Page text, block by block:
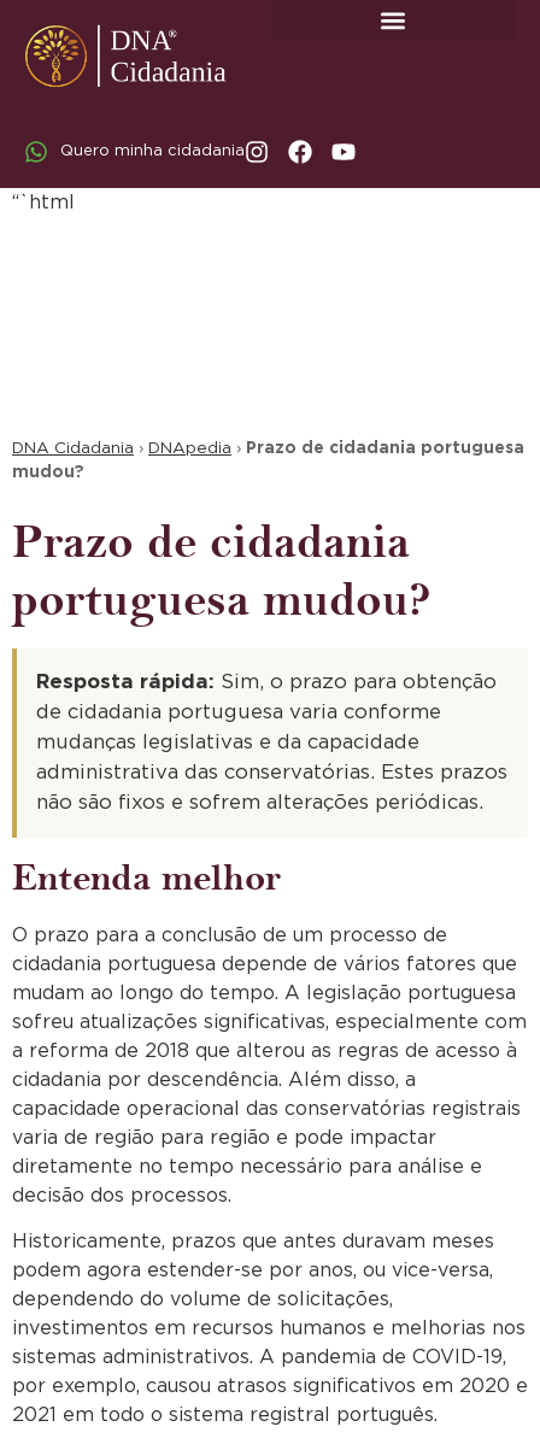
Quero minha cidadania
“`html
DNA Cidadania › DNApedia › Prazo de cidadania portuguesa
mudou?
Prazo de cidadania
portuguesa mudou?
Resposta rápida: Sim, o prazo para obtenção
de cidadania portuguesa varia conforme
mudanças legislativas e da capacidade
administrativa das conservatórias. Estes prazos
não são fixos e sofrem alterações periódicas.
Entenda melhor
O prazo para a conclusão de um processo de
cidadania portuguesa depende de vários fatores que
mudam ao longo do tempo. A legislação portuguesa
sofreu atualizações significativas, especialmente com
a reforma de 2018 que alterou as regras de acesso à
cidadania por descendência. Além disso, a
capacidade operacional das conservatórias registrais
varia de região para região e pode impactar
diretamente no tempo necessário para análise e
decisão dos processos.
Historicamente, prazos que antes duravam meses
podem agora estender-se por anos, ou vice-versa,
dependendo do volume de solicitações,
investimentos em recursos humanos e melhorias nos
sistemas administrativos. A pandemia de COVID-19,
por exemplo, causou atrasos significativos em 2020 e
2021 em todo o sistema registral português.